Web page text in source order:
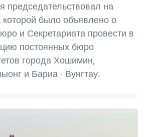
председательствовал на
было объявлено о
и Секретариата провести в
постоянных бюро
города Хошимин,
и Бариа - Вунгтау.